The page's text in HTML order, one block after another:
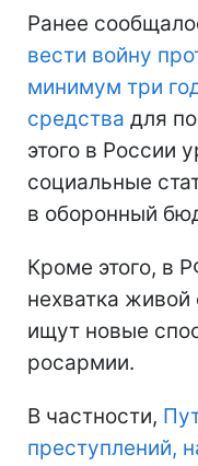
Ранее
вести войну
минимум три
средства для
этого в России
социальные
в оборонный
Кроме этого, в
нехватка живой
ищут новые
росармии.
В частности,
преступлений,